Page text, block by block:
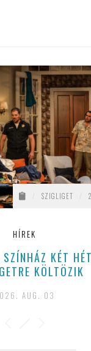
SZIGLIGET
HÍREK
KÉT
KÖLTÖZIK
AUG. 03